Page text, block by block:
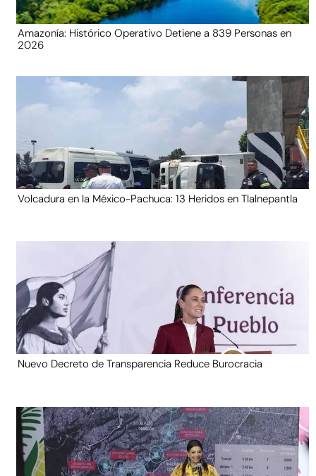
Amazonía: Histórico Operativo Detiene a 839 Personas en
2026
Volcadura en la México-Pachuca: 13 Heridos en Tlalnepantla
Nuevo Decreto de Transparencia Reduce Burocracia